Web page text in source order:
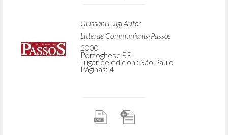
Giussani Luigi Autor
Litterae Communionis-Passos
2000
Portoghese BR
Lugar de edición : São Paulo
Páginas: 4